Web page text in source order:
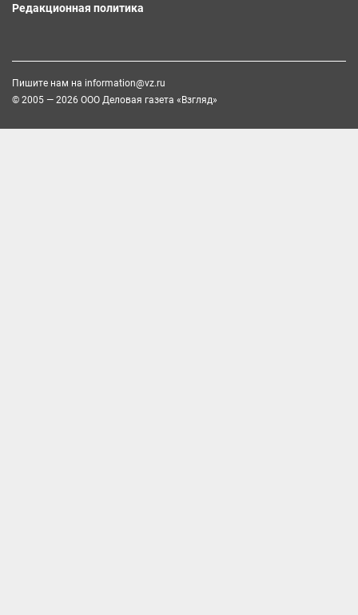
Редакционная политика
Пишите нам на information@vz.ru
© 2005 — 2026 ООО Деловая газета «Взгляд»